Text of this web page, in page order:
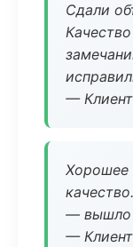
Сдали
—
Хорошее
— вышло
—